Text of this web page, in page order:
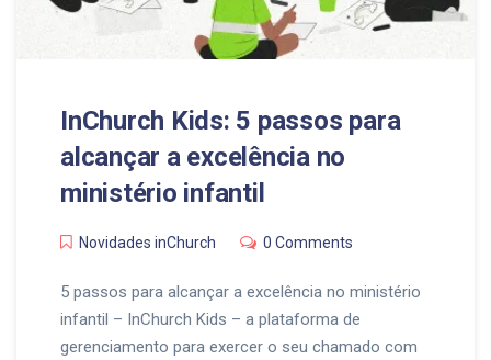
InChurch Kids: 5 passos para
alcançar a excelência no
ministério infantil
Novidades inChurch 0 Comments
5 passos para alcançar a excelência no ministério
infantil – InChurch Kids – a plataforma de
gerenciamento para exercer o seu chamado com